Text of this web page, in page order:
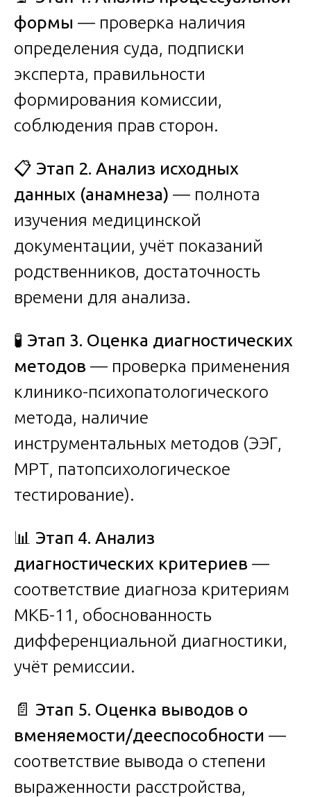
формы — проверка наличия
определения суда, подписки
эксперта, правильности
формирования комиссии,
соблюдения прав сторон.
📋 Этап 2. Анализ исходных
данных (анамнеза) — полнота
изучения медицинской
документации, учёт показаний
родственников, достаточность
времени для анализа.
🧪 Этап 3. Оценка диагностических
методов — проверка применения
клинико-психопатологического
метода, наличие
инструментальных методов (ЭЭГ,
МРТ, патопсихологическое
тестирование).
📊 Этап 4. Анализ
диагностических критериев —
соответствие диагноза критериям
МКБ-11, обоснованность
дифференциальной диагностики,
учёт ремиссии.
📄 Этап 5. Оценка выводов о
вменяемости/дееспособности —
соответствие вывода о степени
выраженности расстройства,